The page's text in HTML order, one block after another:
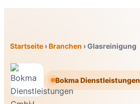
Startseite ›Branchen ›Glasreinigung
Bokma